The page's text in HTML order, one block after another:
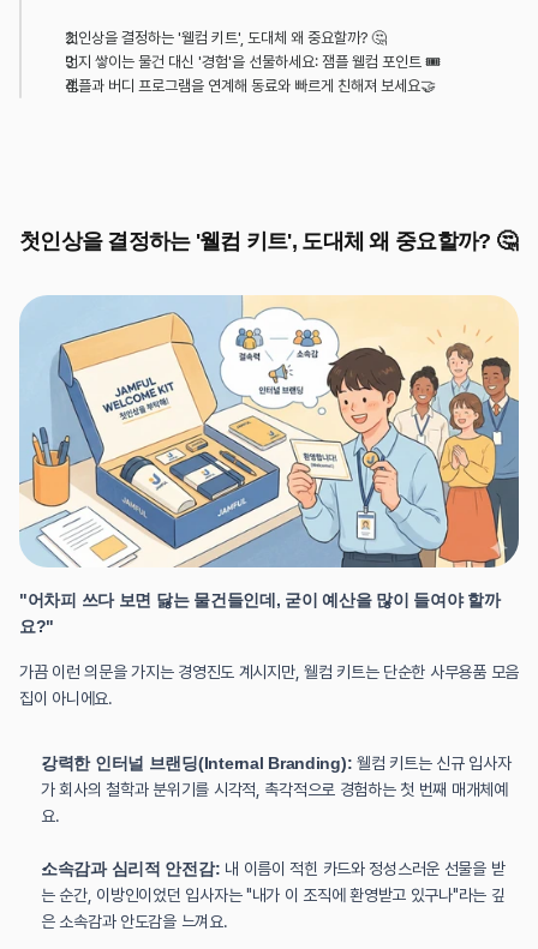
첫인상을 결정하는 '웰컴 키트', 도대체 왜 중요할까? 🤔
먼지 쌓이는 물건 대신 '경험'을 선물하세요: 잼플 웰컴 포인트 🎟️
잼플과 버디 프로그램을 연계해 동료와 빠르게 친해져 보세요🤝
첫인상을 결정하는 '웰컴 키트', 도대체 왜 중요할까? 🤔
"어차피 쓰다 보면 닳는 물건들인데, 굳이 예산을 많이 들여야 할까
요?"
가끔 이런 의문을 가지는 경영진도 계시지만, 웰컴 키트는 단순한 사무용품 모음
집이 아니에요.
강력한 인터널 브랜딩(Internal Branding): 웰컴 키트는 신규 입사자
가 회사의 철학과 분위기를 시각적, 촉각적으로 경험하는 첫 번째 매개체예
요.
소속감과 심리적 안전감: 내 이름이 적힌 카드와 정성스러운 선물을 받
는 순간, 이방인이었던 입사자는 "내가 이 조직에 환영받고 있구나"라는 깊
은 소속감과 안도감을 느껴요.